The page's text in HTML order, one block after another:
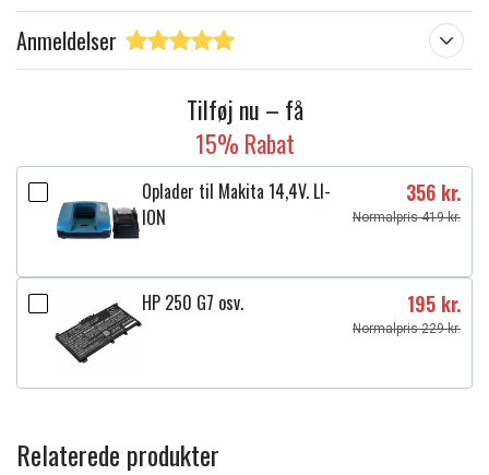
Anmeldelser
Tilføj nu – få
15% Rabat
Oplader til Makita 14,4V. LI-
ION
356 kr.
Normalpris 419 kr.
HP 250 G7 osv. 195 kr.
Normalpris 229 kr.
Relaterede produkter